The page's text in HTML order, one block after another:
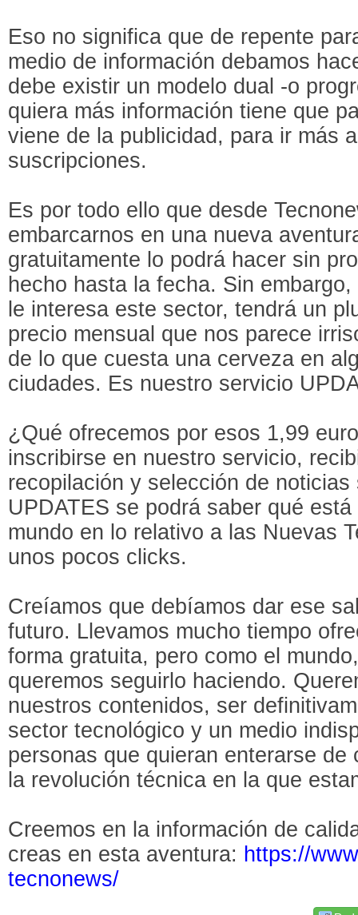
Eso no significa que de repente
medio de información debamos
debe existir un modelo dual -o
quiera más información tiene que
viene de la publicidad, para ir más
suscripciones.
Es por todo ello que desde
embarcarnos en una nueva
gratuitamente lo podrá hacer sin
hecho hasta la fecha. Sin
le interesa este sector, tendrá un
precio mensual que nos parece
de lo que cuesta una cerveza en
ciudades. Es nuestro servicio
¿Qué ofrecemos por esos 1,99
inscribirse en nuestro servicio,
recopilación y selección de
UPDATES se podrá saber qué
mundo en lo relativo a las Nuevas
unos pocos clicks.
Creíamos que debíamos dar ese
futuro. Llevamos mucho tiempo
forma gratuita, pero como el
queremos seguirlo haciendo.
nuestros contenidos, ser
sector tecnológico y un medio
personas que quieran enterarse
la revolución técnica en la que
Creemos en la información de
creas en esta aventura: https://
tecnonews/